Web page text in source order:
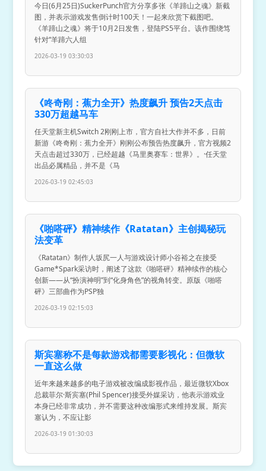
今日(6月25日)SuckerPunch官方分享多张《羊蹄山之魂》新截
图，并表示游戏发售倒计时100天！一起来欣赏下截图吧。
《羊蹄山之魂》将于10月2日发售，登陆PS5平台。该作围绕笃
针对“羊蹄六人组
2026-03-19 03:30:03
《咚奇刚：蕉力全开》热度飙升 预告2天点击
330万超越马车
任天堂新主机Switch 2刚刚上市，官方自社大作并不多，日前
新游《咚奇刚：蕉力全开》刚刚公布预告热度飙升，官方视频2
天点击超过330万，已经超越《马里奥赛车：世界》。·任天堂
出品必属精品，并不是《马
2026-03-19 02:45:03
《啪嗒砰》精神续作《Ratatan》主创揭秘玩
法变革
《Ratatan》制作人坂尻一人与游戏设计师小谷裕之在接受
Game*Spark采访时，阐述了这款《啪嗒砰》精神续作的核心
创新——从“扮演神明”到“化身角色”的视角转变。原版《啪嗒
砰》三部曲作为PSP独
2026-03-19 02:15:03
斯宾塞称不是每款游戏都需要影视化：但微软
一直这么做
近年来越来越多的电子游戏被改编成影视作品，最近微软Xbox
总裁菲尔·斯宾塞(Phil Spencer)接受外媒采访，他表示游戏业
本身已经非常成功，并不需要这种改编形式来维持发展。斯宾
塞认为，不应让影
2026-03-19 01:30:03